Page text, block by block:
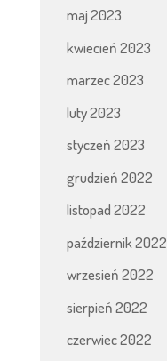
maj 2023
kwiecień 2023
marzec 2023
luty 2023
styczeń 2023
grudzień 2022
listopad 2022
październik 2022
wrzesień 2022
sierpień 2022
czerwiec 2022